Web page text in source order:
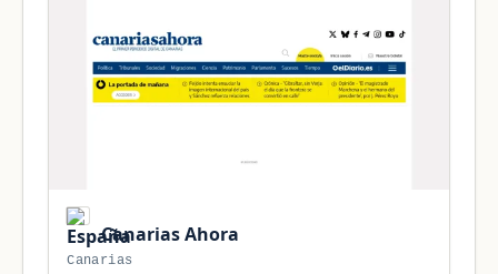
Canarias Ahora
Canarias